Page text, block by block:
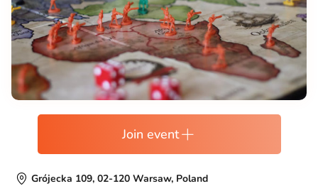
Join event
Grójecka 109, 02-120 Warsaw, Poland